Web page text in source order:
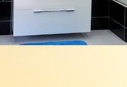
Rekonstrukce koupelen
WWW STRÁNKY